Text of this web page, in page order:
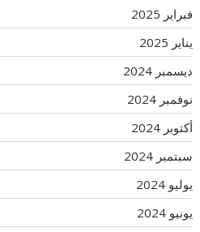
فبراير 2025
يناير 2025
ديسمبر 2024
نوفمبر 2024
أكتوبر 2024
سبتمبر 2024
يوليو 2024
يونيو 2024